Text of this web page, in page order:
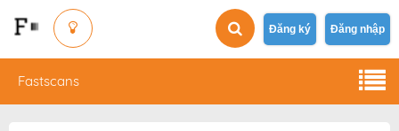
Đăng ký Đăng nhập
Fastscans